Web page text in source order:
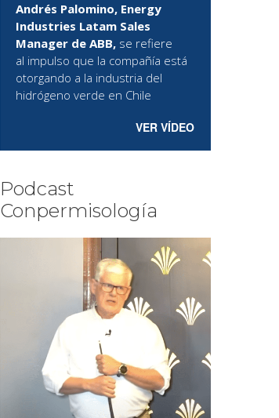
Andrés Palomino, Energy
Industries Latam Sales
Manager de ABB, se refiere
al impulso que la compañía está
otorgando a la industria del
hidrógeno verde en Chile
VER VÍDEO
Podcast
Conpermisología